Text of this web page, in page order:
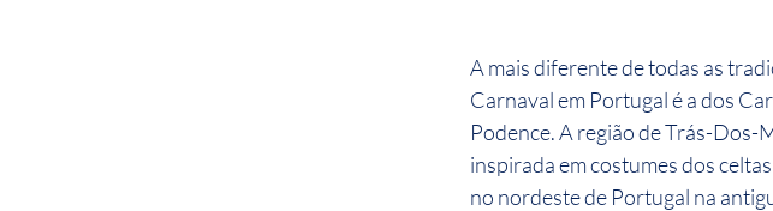
A mais diferente de todas as
Carnaval em Portugal é a dos
Podence. A região de Trás-Dos-
inspirada em costumes dos
no nordeste de Portugal na